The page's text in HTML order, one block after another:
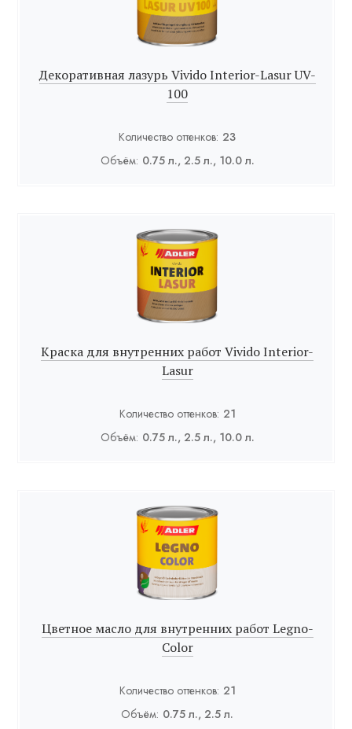
Декоративная лазурь Vivido Interior-Lasur UV-
100
Количество оттенков: 23
Объём: 0.75 л., 2.5 л., 10.0 л.
Краска для внутренних работ Vivido Interior-
Lasur
Количество оттенков: 21
Объём: 0.75 л., 2.5 л., 10.0 л.
Цветное масло для внутренних работ Legno-
Color
Количество оттенков: 21
Объём: 0.75 л., 2.5 л.